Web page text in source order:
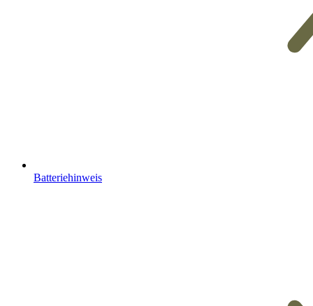
Batteriehinweis